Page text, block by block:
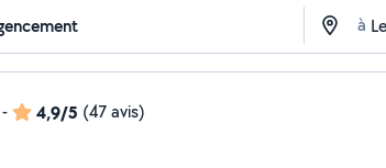
à
- 4,9/5 (47 avis)